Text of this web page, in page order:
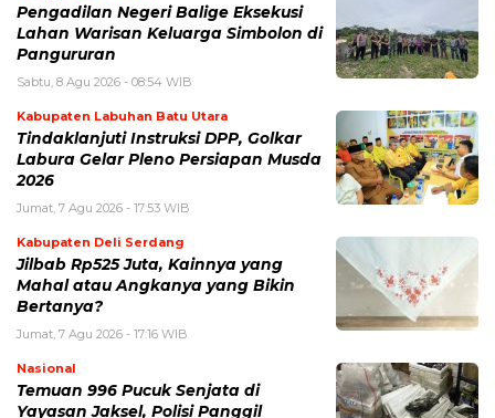
Pengadilan Negeri Balige Eksekusi
Lahan Warisan Keluarga Simbolon di
Pangururan
Sabtu, 8 Agu 2026 - 08:54 WIB
Kabupaten Labuhan Batu Utara
Tindaklanjuti Instruksi DPP, Golkar
Labura Gelar Pleno Persiapan Musda
2026
Jumat, 7 Agu 2026 - 17:53 WIB
Kabupaten Deli Serdang
Jilbab Rp525 Juta, Kainnya yang
Mahal atau Angkanya yang Bikin
Bertanya?
Jumat, 7 Agu 2026 - 17:16 WIB
Nasional
Temuan 996 Pucuk Senjata di
Yayasan Jaksel, Polisi Panggil